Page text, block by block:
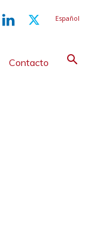
Español
Contacto